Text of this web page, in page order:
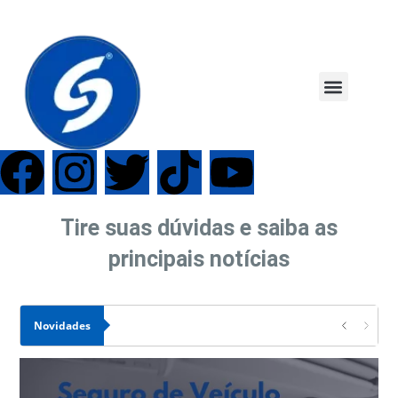
Tire suas dúvidas e saiba as
principais notícias
Novidades